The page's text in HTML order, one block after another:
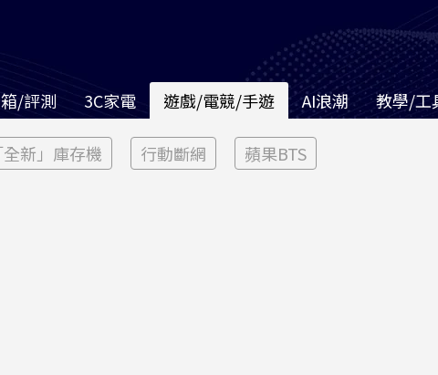
/評測 3C家電 遊戲/電競/手遊 AI浪潮 教學/工
全新」庫存機 行動斷網 蘋果BTS